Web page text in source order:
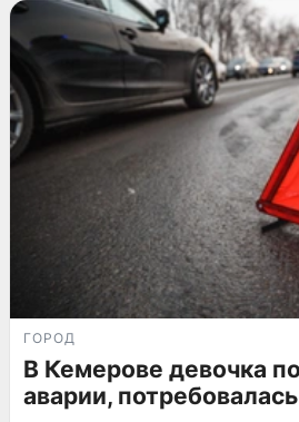
ГОРОД
В Кемерове девочка
аварии,